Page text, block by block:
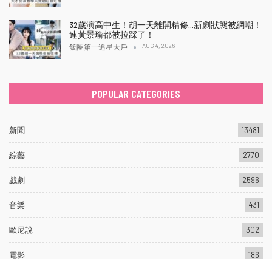
32歲演高中生！胡一天離開精修…新劇狀態被網嘲！
連黃景瑜都被拉踩了！
飯圈第一追星大戶 AUG 4, 2026
POPULAR CATEGORIES
新聞 13481
綜藝 2770
戲劇 2596
音樂 431
歐尼說 302
電影 186